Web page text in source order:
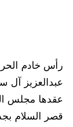
رأس خادم
عبدالعزيز آل
عقدها مجلس
قصر السلام